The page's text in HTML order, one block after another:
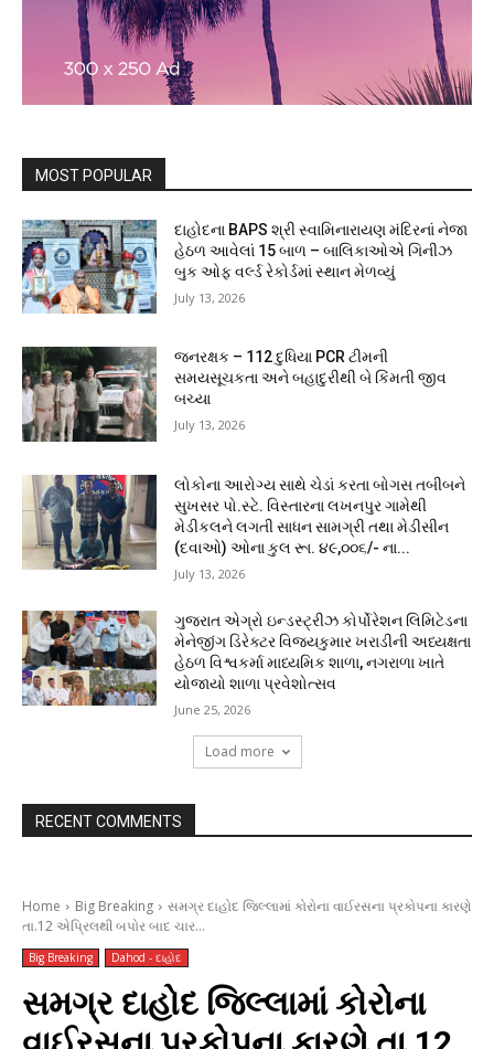
MOST POPULAR
દાહોદના BAPS શ્રી સ્વામિનારાયણ મંદિરનાં નેજા
હેઠળ આવેલાં 15 બાળ – બાલિકાઓએ ગિનીઝ
બુક ઓફ વર્લ્ડ રેકોર્ડમાં સ્થાન મેળવ્યું
July 13, 2026
જનરક્ષક – 112 દુધિયા PCR ટીમની
સમયસૂચકતા અને બહાદુરીથી બે કિંમતી જીવ
બચ્યા
July 13, 2026
લોકોના આરોગ્ય સાથે ચેડાં કરતા બોગસ તબીબને
સુખસર પો.સ્ટે. વિસ્તારના લખનપુર ગામેથી
મેડીકલને લગતી સાધન સામગ્રી તથા મેડીસીન
(દવાઓ) ઓના કુલ રૂા. ૪૯,૦૦૬/- ના...
July 13, 2026
ગુજરાત એગ્રો ઇન્ડસ્ટ્રીઝ કોર્પોરેશન લિમિટેડના
મેનેજીંગ ડિરેક્ટર વિજયકુમાર ખરાડીની અધ્યક્ષતા
હેઠળ વિશ્વકર્મા માધ્યમિક શાળા, નગરાળા ખાતે
યોજાયો શાળા પ્રવેશોત્સવ
June 25, 2026
Load more
RECENT COMMENTS